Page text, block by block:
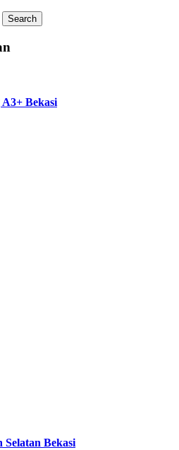
Bekasi
Selatan Bekasi